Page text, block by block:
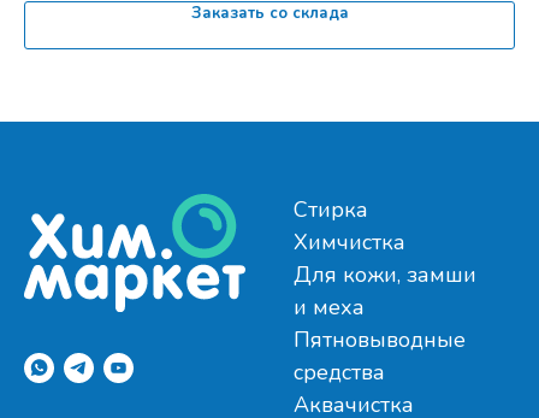
Заказать со склада
Стирка
Химчистка
Для кожи, замши
и меха
Пятновыводные
средства
Аквачистка